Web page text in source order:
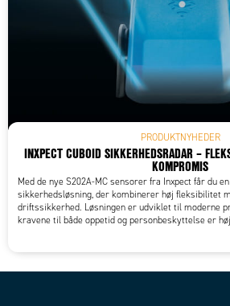
PRODUKTNYHEDER
INXPECT CUBOID SIKKERHEDSRADAR –
KOMPROMIS
Med de nye S202A-MC sensorer fra Inxpect får du
sikkerhedsløsning, der kombinerer høj fleksibilitet
driftssikkerhed. Løsningen er udviklet til moderne
kravene til både oppetid og personbeskyttelse er